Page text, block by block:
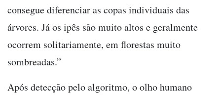
consegue diferenciar as copas individuais das
árvores. Já os ipês são muito altos e geralmente
ocorrem solitariamente, em florestas muito
sombreadas.”
Após detecção pelo algoritmo, o olho humano